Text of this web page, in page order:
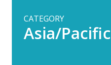
CATEGORY
Asia/Pacific